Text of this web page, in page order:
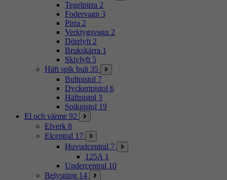
Tegelpirra 2
Fodervagn 3
Pirra 2
Verktygsvagn 2
Dörrlyft 2
Brukskärra 1
Skivlyft 5
Häft spik bult 35
Bultpistol 7
Dyckertpistol 6
Häftpistol 3
Spikpistol 19
El och värme 92
Elverk 8
Elcentral 17
Huvudcentral 7
125A 1
Undercentral 10
Belysning 14